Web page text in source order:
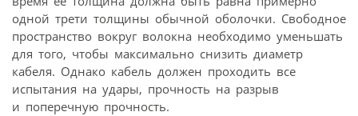
одной трети толщины обычной оболочки. Свободное
пространство вокруг волокна необходимо уменьшать
для того, чтобы максимально снизить диаметр
кабеля. Однако кабель должен проходить все
испытания на удары, прочность на разрыв
и поперечную прочность.